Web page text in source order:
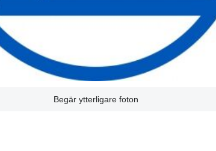
Begär ytterligare foton